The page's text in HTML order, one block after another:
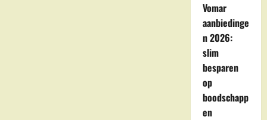
Vomar
aanbiedinge
n 2026:
slim
besparen
op
boodschapp
en